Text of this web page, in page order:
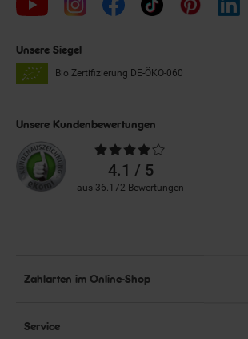
Unsere Siegel
Bio Zertifizierung DE-ÖKO-060
Unsere Kundenbewertungen
Durchschnittliche
Bewertungen4.1 / 5
aus 36.172 Bewertungen
Zahlarten im Online-Shop
Service